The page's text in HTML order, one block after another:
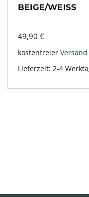
BEIGE/WEISS
49,90 €
kostenfreier Versand
Lieferzeit: 2-4